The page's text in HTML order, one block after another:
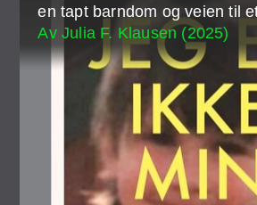
en tapt barndom og veien til
Av Julia F. Klausen (2025)